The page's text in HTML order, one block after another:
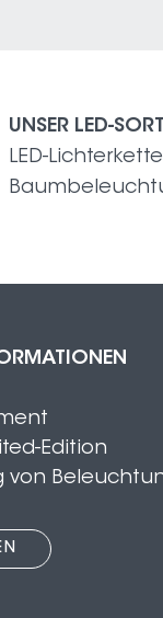
UNSER LED-
LED-
Edition
von